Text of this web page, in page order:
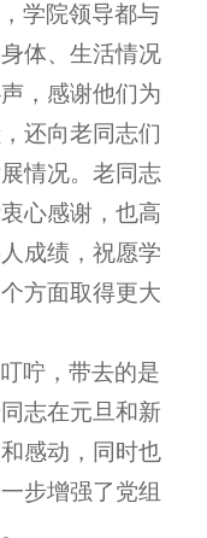
学院领导都与
体、生活情况
，感谢他们为
还向老同志们
情况。老同志
心感谢，也高
成绩，祝愿学
方面取得更大
咛，带去的是
志在元旦和新
感动，同时也
步增强了党组